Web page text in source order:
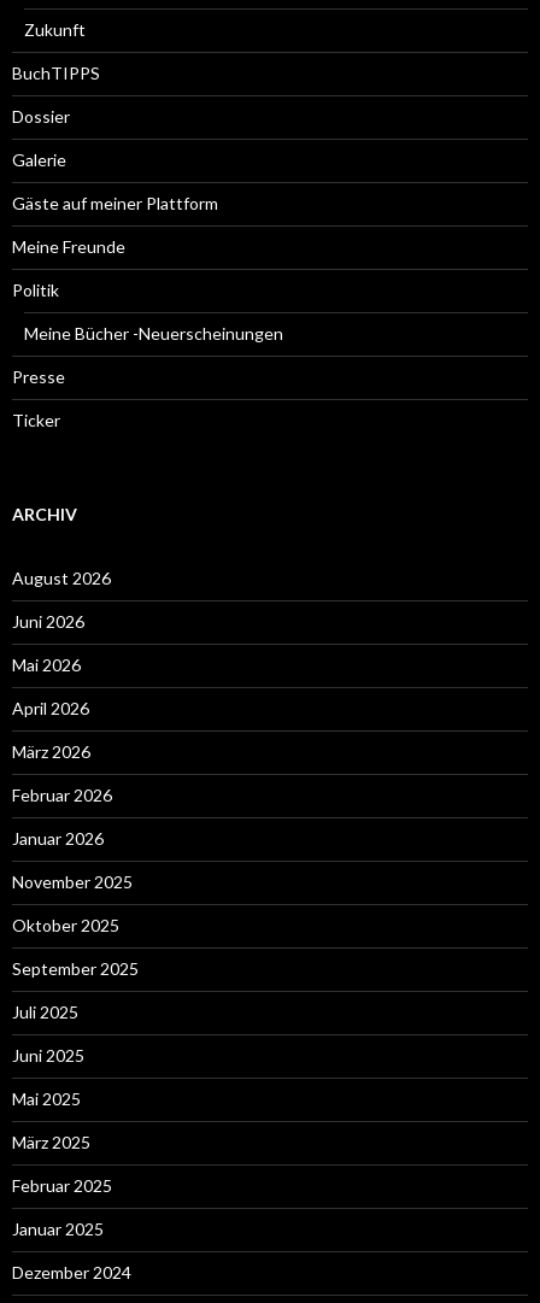
Zukunft
BuchTIPPS
Dossier
Galerie
Gäste auf meiner Plattform
Meine Freunde
Politik
Meine Bücher -Neuerscheinungen
Presse
Ticker
ARCHIV
August 2026
Juni 2026
Mai 2026
April 2026
März 2026
Februar 2026
Januar 2026
November 2025
Oktober 2025
September 2025
Juli 2025
Juni 2025
Mai 2025
März 2025
Februar 2025
Januar 2025
Dezember 2024